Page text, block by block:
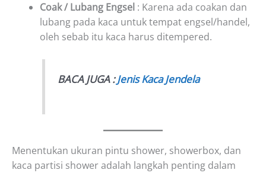
Coak / Lubang Engsel : Karena ada coakan dan
lubang pada kaca untuk tempat engsel/handel,
oleh sebab itu kaca harus ditempered.
BACA JUGA :Jenis Kaca Jendela
Menentukan ukuran pintu shower, showerbox, dan
kaca partisi shower adalah langkah penting dalam